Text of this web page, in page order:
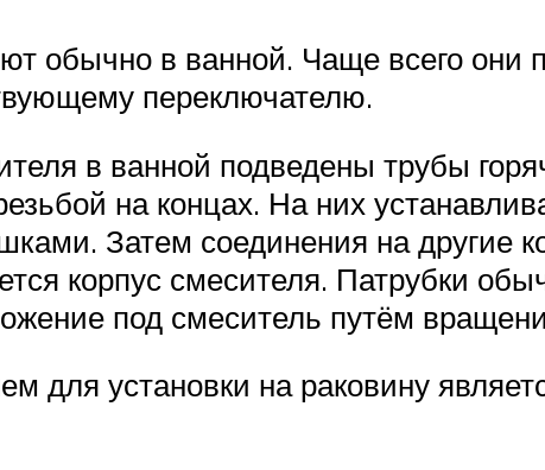
обычно в ванной. Чаще всего они
переключателю.
в ванной подведены трубы
на концах. На них
Затем соединения на другие
корпус смесителя. Патрубки
под смеситель путём
для установки на раковину